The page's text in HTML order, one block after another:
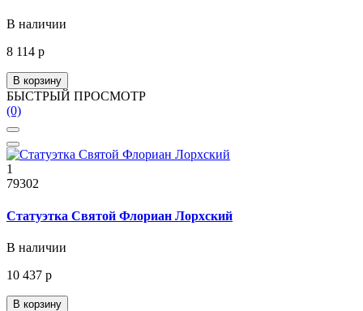
В наличии
8 114 р
В корзину
БЫСТРЫЙ ПРОСМОТР
(0)
1
79302
Статуэтка Святой Флориан Лорхский
В наличии
10 437 р
В корзину